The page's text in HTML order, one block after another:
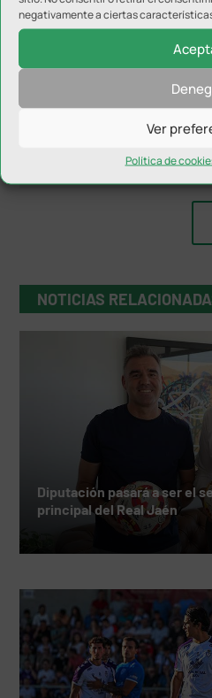
negativamente a ciertas
Ver
Política de
NOTICIAS
Diputación pasará a ser el
principal del Real Jaén